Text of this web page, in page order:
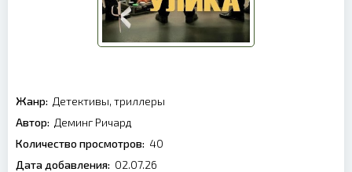
Жанр: Детективы, триллеры
Автор: Деминг Ричард
Количество просмотров: 40
Дата добавления: 02.07.26